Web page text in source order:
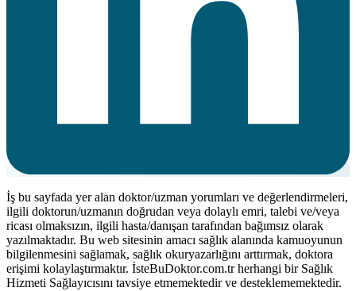
İş bu sayfada yer alan doktor/uzman yorumları ve değerlendirmeleri,
ilgili doktorun/uzmanın doğrudan veya dolaylı emri, talebi ve/veya
ricası olmaksızın, ilgili hasta/danışan tarafından bağımsız olarak
yazılmaktadır. Bu web sitesinin amacı sağlık alanında kamuoyunun
bilgilenmesini sağlamak, sağlık okuryazarlığını arttırmak, doktora
erişimi kolaylaştırmaktır. İsteBuDoktor.com.tr herhangi bir Sağlık
Hizmeti Sağlayıcısını tavsiye etmemektedir ve desteklememektedir.